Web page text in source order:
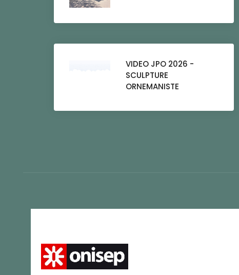
VIDEO JPO 2026 -
SCULPTURE
ORNEMANISTE